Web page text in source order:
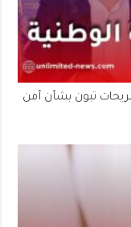
تبون بشأن أمن